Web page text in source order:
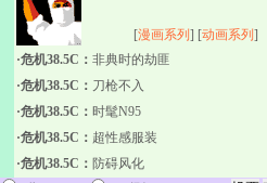
[漫画系列 ] [动画系列 ]
·危机38.5C ： 非典时的劫匪
·危机38.5C ： 刀枪不入
·危机38.5C ： 时髦N95
·危机38.5C ： 超性感服装
·危机38.5C ： 防碍风化